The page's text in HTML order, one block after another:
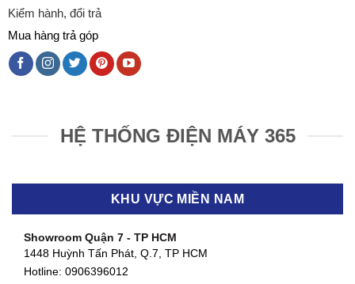
Kiểm hành, đổi trả
Mua hàng trả góp
HỆ THỐNG ĐIỆN MÁY 365
KHU VỰC MIỀN NAM
Showroom Quận 7 - TP HCM
1448 Huỳnh Tấn Phát, Q.7, TP HCM
Hotline: 0906396012